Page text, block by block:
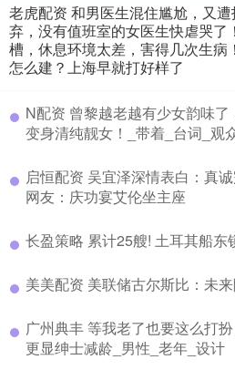
老虎配资 和男医生混住尴尬，又
弃，没有值班室的女医生快虐哭了
槽，休息环境太差，害得几次生病
怎么建？上海早就打好样了
N配资 曾黎越老越有少女韵味
变身清纯靓女！_带着_台词_观
启恒配资 吴宜泽深情表白：真
网友：庆功宴艾伦坐主座
长盈策略 累计25艘! 土耳其船
美美配资 美联储古尔斯比：未
广州典丰 等我老了也要这么打
更显绅士减龄_男性_老年_设计